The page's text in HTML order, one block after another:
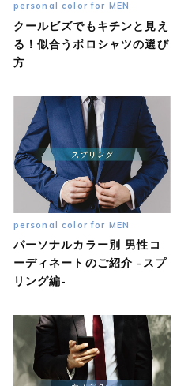
personal color for MEN
クールビズでもキチンと見え
る！似合うポロシャツの選び
方
personal color for MEN
パーソナルカラー別 男性コ
ーディネートのご紹介 -スプ
リング編-